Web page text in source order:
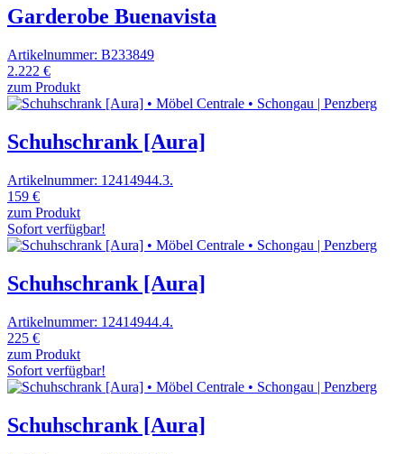
Garderobe Buenavista
Artikelnummer: B233849
2.222 €
zum Produkt
Schuhschrank [Aura]
Artikelnummer: 12414944.3.
159 €
zum Produkt
Sofort verfügbar!
Schuhschrank [Aura]
Artikelnummer: 12414944.4.
225 €
zum Produkt
Sofort verfügbar!
Schuhschrank [Aura]